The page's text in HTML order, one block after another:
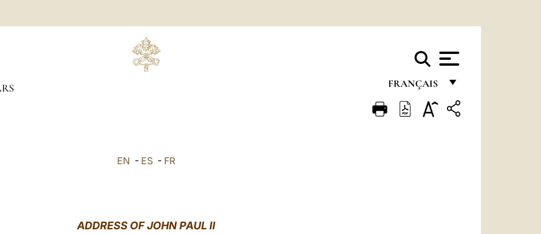
FRANÇAIS
FRANÇAIS
EN - ES- FR
ADDRESS OF JOHN PAUL II